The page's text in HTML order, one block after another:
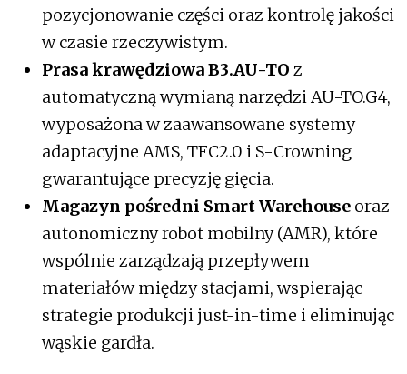
pozycjonowanie części oraz kontrolę jakości
w czasie rzeczywistym.
Prasa krawędziowa B3.AU-TO z
automatyczną wymianą narzędzi AU-TO.G4,
wyposażona w zaawansowane systemy
adaptacyjne AMS, TFC2.0 i S-Crowning
gwarantujące precyzję gięcia.
Magazyn pośredni Smart Warehouse oraz
autonomiczny robot mobilny (AMR), które
wspólnie zarządzają przepływem
materiałów między stacjami, wspierając
strategie produkcji just-in-time i eliminując
wąskie gardła.